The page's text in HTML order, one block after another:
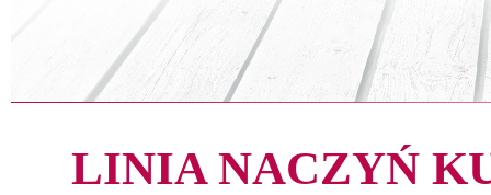
LINIA NACZYŃ